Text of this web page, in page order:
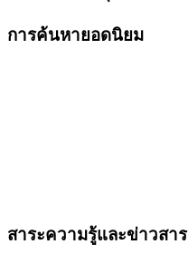
การค้นหายอดนิยม
สาระความรู้และข่าวสาร